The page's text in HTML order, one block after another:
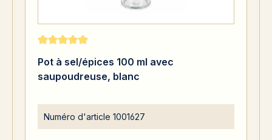
Note moyenne de 5 sur 5 étoiles
Pot à sel/épices 100 ml avec
saupoudreuse, blanc
Numéro d'article 1001627